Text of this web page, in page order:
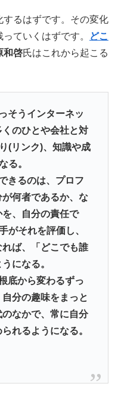
るはずです。その変化
ていくはずです。
どこ
和啓氏はこれから起こる
そうインターネッ
のひとや会社と対
(リンク)、知識や成
る。
きるのは、プロフ
何者であるか、 な
、自分の責任で
がそれを評価し、
れば、「どこでも誰
になる。
底から変わるずっ
分の趣味をまっと
なかで、 常に自分
れるようになる。